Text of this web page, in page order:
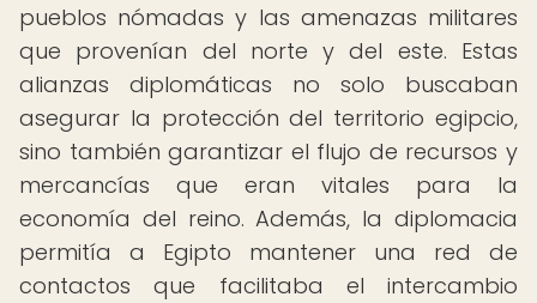
pueblos nómadas y las amenazas militares
que provenían del norte y del este. Estas
alianzas diplomáticas no solo buscaban
asegurar la protección del territorio egipcio,
sino también garantizar el flujo de recursos y
mercancías que eran vitales para la
economía del reino. Además, la diplomacia
permitía a Egipto mantener una red de
contactos que facilitaba el intercambio